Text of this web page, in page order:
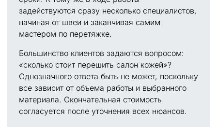
задействуются сразу несколько специалистов,
начиная от швеи и заканчивая самим
мастером по перетяжке.
Большинство клиентов задаются вопросом:
«сколько стоит перешить салон кожей»?
Однозначного ответа быть не может, поскольку
все зависит от объема работы и выбранного
материала. Окончательная стоимость
согласуется после уточнения всех нюансов.